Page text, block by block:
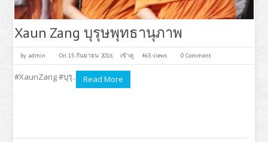
Xaun Zang บุรุษพุทธานุภาพ
by admin On 15 กันยายน 2016 เข้าดู 463 views 0 Comment
#XaunZang #บุรุ.. Read More